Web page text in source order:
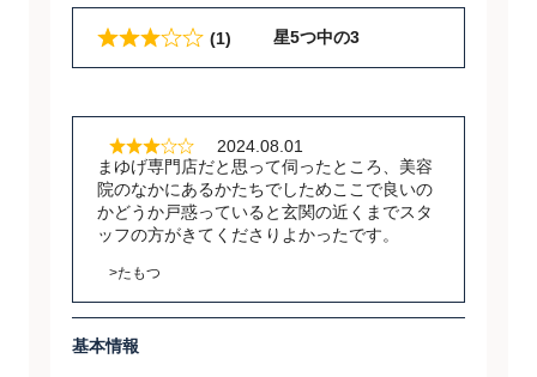
(1) 星5つ中の3
2024.08.01
まゆげ専門店だと思って伺ったところ、美容
院のなかにあるかたちでしためここで良いの
かどうか戸惑っていると玄関の近くまでスタ
ッフの方がきてくださりよかったです。
>たもつ
基本情報